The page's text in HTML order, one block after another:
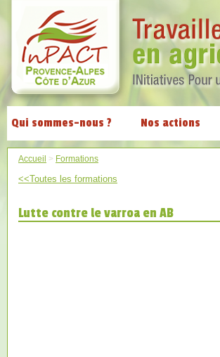
Qui sommes-nous ? Nos actions
Accueil > Formations
<<Toutes les formations
Lutte contre le varroa en AB